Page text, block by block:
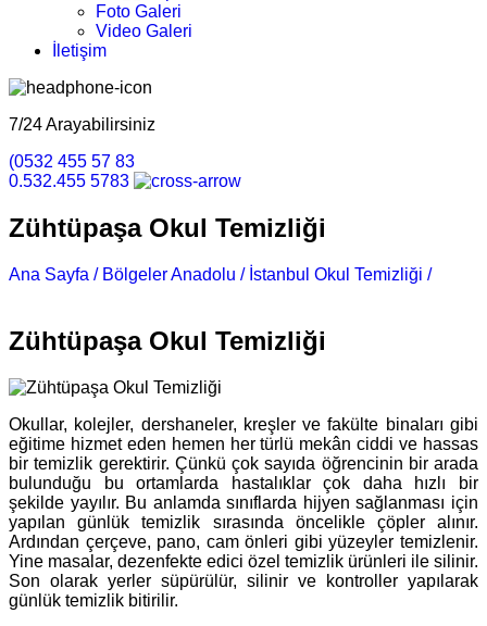
Foto Galeri
Video Galeri
İletişim
7/24 Arayabilirsiniz
(0532 455 57 83
0.532.455 5783
Zühtüpaşa Okul Temizliği
Ana Sayfa / Bölgeler Anadolu / İstanbul Okul Temizliği /
Zühtüpaşa Okul Temizliği
Okullar, kolejler, dershaneler, kreşler ve fakülte binaları gibi
eğitime hizmet eden hemen her türlü mekân ciddi ve hassas
bir temizlik gerektirir. Çünkü çok sayıda öğrencinin bir arada
bulunduğu bu ortamlarda hastalıklar çok daha hızlı bir
şekilde yayılır. Bu anlamda sınıflarda hijyen sağlanması için
yapılan günlük temizlik sırasında öncelikle çöpler alınır.
Ardından çerçeve, pano, cam önleri gibi yüzeyler temizlenir.
Yine masalar, dezenfekte edici özel temizlik ürünleri ile silinir.
Son olarak yerler süpürülür, silinir ve kontroller yapılarak
günlük temizlik bitirilir.